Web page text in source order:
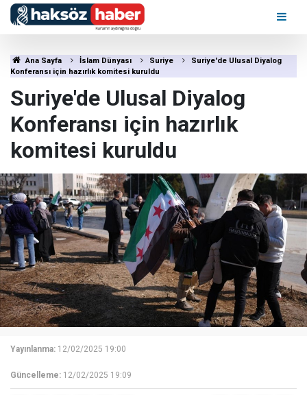
Ana Sayfa İslam Dünyası Suriye
Suriye'de Ulusal Diyalog
Konferansı için hazırlık komitesi kuruldu
Suriye'de Ulusal Diyalog
Konferansı için hazırlık
komitesi kuruldu
Yayınlanma: 12/02/2025 19:00
Güncelleme: 12/02/2025 19:09